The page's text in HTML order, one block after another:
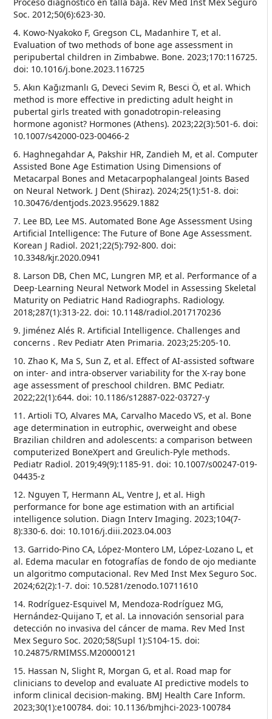
Soc. 2012;50(6):623-30.
4. Kowo-Nyakoko F, Gregson CL, Madanhire T, et al.
Evaluation of two methods of bone age assessment in
peripubertal children in Zimbabwe. Bone. 2023;170:116725.
doi: 10.1016/j.bone.2023.116725
5. Akın Kağızmanlı G, Deveci Sevim R, Besci Ö, et al. Which
method is more effective in predicting adult height in
pubertal girls treated with gonadotropin-releasing
hormone agonist? Hormones (Athens). 2023;22(3):501-6. doi:
10.1007/s42000-023-00466-2
6. Haghnegahdar A, Pakshir HR, Zandieh M, et al. Computer
Assisted Bone Age Estimation Using Dimensions of
Metacarpal Bones and Metacarpophalangeal Joints Based
on Neural Network. J Dent (Shiraz). 2024;25(1):51-8. doi:
10.30476/dentjods.2023.95629.1882
7. Lee BD, Lee MS. Automated Bone Age Assessment Using
Artificial Intelligence: The Future of Bone Age Assessment.
Korean J Radiol. 2021;22(5):792-800. doi:
10.3348/kjr.2020.0941
8. Larson DB, Chen MC, Lungren MP, et al. Performance of a
Deep-Learning Neural Network Model in Assessing Skeletal
Maturity on Pediatric Hand Radiographs. Radiology.
2018;287(1):313-22. doi: 10.1148/radiol.2017170236
9. Jiménez Alés R. Artificial Intelligence. Challenges and
concerns . Rev Pediatr Aten Primaria. 2023;25:205-10.
10. Zhao K, Ma S, Sun Z, et al. Effect of AI-assisted software
on inter- and intra-observer variability for the X-ray bone
age assessment of preschool children. BMC Pediatr.
2022;22(1):644. doi: 10.1186/s12887-022-03727-y
11. Artioli TO, Alvares MA, Carvalho Macedo VS, et al. Bone
age determination in eutrophic, overweight and obese
Brazilian children and adolescents: a comparison between
computerized BoneXpert and Greulich-Pyle methods.
Pediatr Radiol. 2019;49(9):1185-91. doi: 10.1007/s00247-019-
04435-z
12. Nguyen T, Hermann AL, Ventre J, et al. High
performance for bone age estimation with an artificial
intelligence solution. Diagn Interv Imaging. 2023;104(7-
8):330-6. doi: 10.1016/j.diii.2023.04.003
13. Garrido-Pino CA, López-Montero LM, López-Lozano L, et
al. Edema macular en fotografías de fondo de ojo mediante
un algoritmo computacional. Rev Med Inst Mex Seguro Soc.
2024;62(2):1-7. doi: 10.5281/zenodo.10711610
14. Rodríguez-Esquivel M, Mendoza-Rodríguez MG,
Hernández-Quijano T, et al. La innovación sensorial para
detección no invasiva del cáncer de mama. Rev Med Inst
Mex Seguro Soc. 2020;58(Supl 1):S104-15. doi:
10.24875/RMIMSS.M20000121
15. Hassan N, Slight R, Morgan G, et al. Road map for
clinicians to develop and evaluate AI predictive models to
inform clinical decision-making. BMJ Health Care Inform.
2023;30(1):e100784. doi: 10.1136/bmjhci-2023-100784